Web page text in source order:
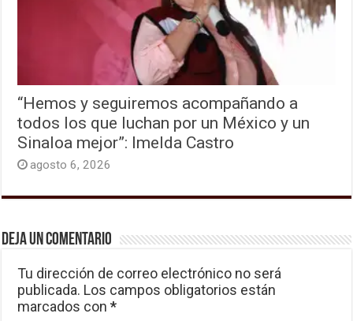
“Hemos y seguiremos acompañando a
todos los que luchan por un México y un
Sinaloa mejor”: Imelda Castro
agosto 6, 2026
Deja un comentario
Tu dirección de correo electrónico no será
publicada. Los campos obligatorios están
marcados con*